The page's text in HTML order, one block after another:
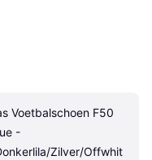
Voetbalschoen F50
-
Zilver/Offwhit